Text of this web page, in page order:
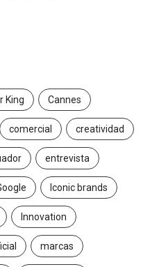
King Cannes
comercial creatividad
entrevista
Iconic brands
Innovation
marcas